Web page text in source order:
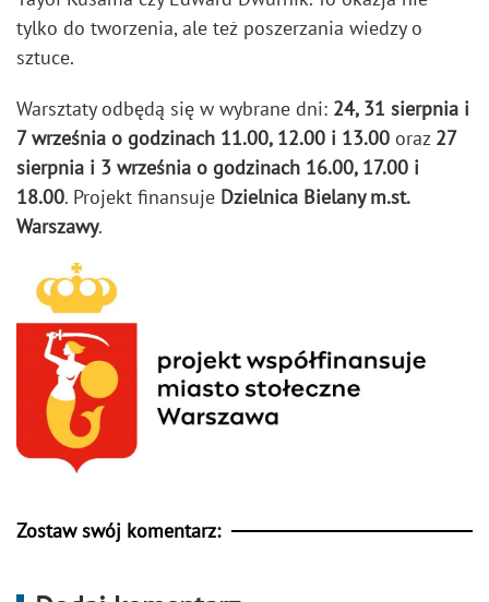
tylko do tworzenia, ale też poszerzania wiedzy o
sztuce.
Warsztaty odbędą się w wybrane dni: 24, 31 sierpnia i
7 września o godzinach 11.00, 12.00 i 13.00 oraz 27
sierpnia i 3 września o godzinach 16.00, 17.00 i
18.00. Projekt finansuje Dzielnica Bielany m.st.
Warszawy.
Zostaw swój komentarz: